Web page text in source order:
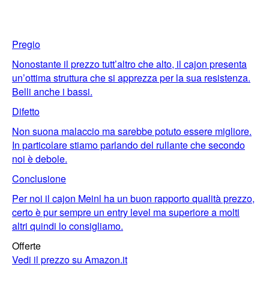
Pregio
Nonostante il prezzo tutt’altro che alto, il cajon presenta
un’ottima struttura che si apprezza per la sua resistenza.
Belli anche i bassi.
Difetto
Non suona malaccio ma sarebbe potuto essere migliore.
In particolare stiamo parlando del rullante che secondo
noi è debole.
Conclusione
Per noi il cajon Meinl ha un buon rapporto qualità prezzo,
certo è pur sempre un entry level ma superiore a molti
altri quindi lo consigliamo.
Offerte
Vedi il prezzo su Amazon.it